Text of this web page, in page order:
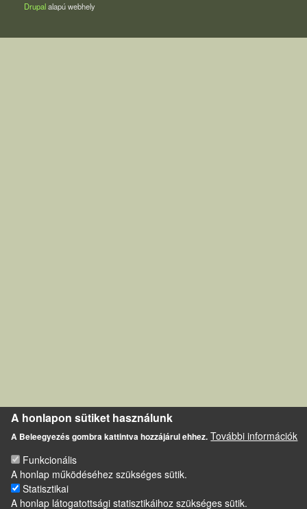
Drupalalapú webhely
A honlapon sütiket használunk
A Beleegyezés gombra kattintva hozzájárul ehhez. További információk
Funkcionális
A honlap működéséhez szükséges sütik.
Statisztikai
A honlap látogatottsági statisztikáihoz szükséges sütik.